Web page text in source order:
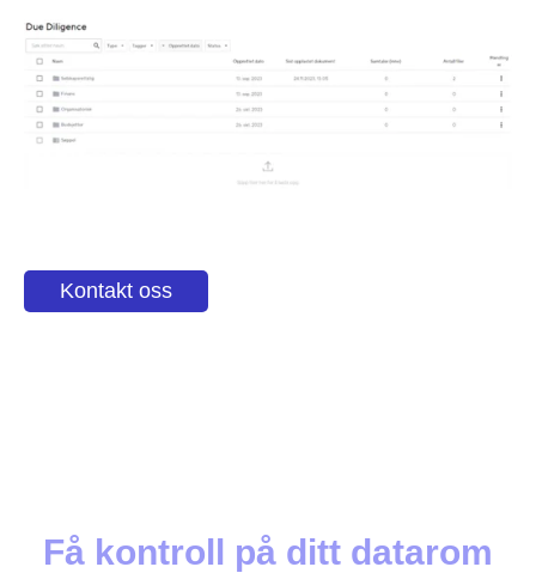
Kontakt oss
Få kontroll på ditt datarom